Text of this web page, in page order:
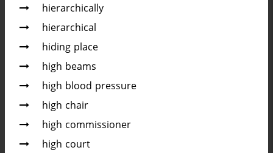
hierarchically
hierarchical
hiding place
high beams
high blood pressure
high chair
high commissioner
high court